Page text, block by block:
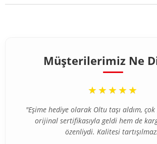
Müşterilerimiz Ne
“
★★★★★
"Eşime hediye olarak Oltu taşı aldım,
orijinal sertifikasıyla geldi hem de
özenliydi. Kalitesi